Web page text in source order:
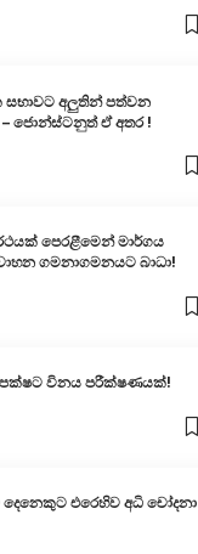
සභාවට අලුතින් පත්වන
ජොන්ස්ටනුත් ඒ අතර !
පෙරළීමෙන් මාර්ගය
ගමනාගමනයට බාධා!
විනය පරීක්ෂණයක්!
එරෙහිව අධි චෝදනා